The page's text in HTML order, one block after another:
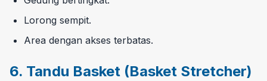
Lorong sempit.
Area dengan akses terbatas.
6. Tandu Basket (Basket Stretcher)